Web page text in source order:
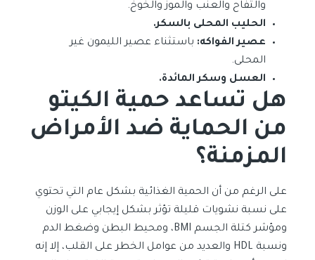
والتفاح والعنب والموز والخوخ.
الحليب المحلى بالسكر.
عصير الفواكه: باستثناء عصير الليمون غير
المحلى.
العسل وسكر المائدة.
هل تساعد حمية الكيتو
من الحماية ضد الأمراض
المزمنة؟
على الرغم من أن الحمية الغذائية بشكل عام التي تحتوي
على نسبة نشويات قليلة تؤثر بشكل إيجابي على الوزن
ومؤشر كتلة الجسم BMI، ومحيط البطن وضغط الدم
ونسبة HDL والعديد من عوامل الخطر على القلب، إلا إنه